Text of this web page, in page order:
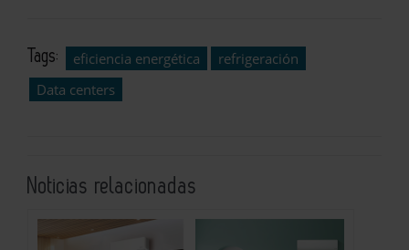
Tags: eficiencia energética
refrigeración
Data centers
Noticias relacionadas